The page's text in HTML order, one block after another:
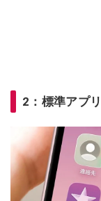
2：標準アプ